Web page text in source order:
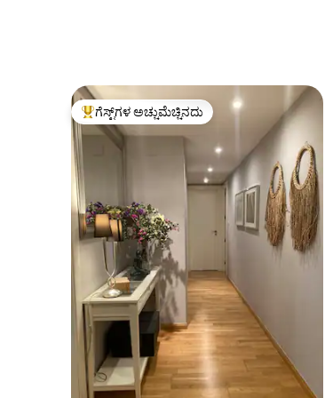
ಗೆಸ್ಟ್‌ಗಳಿಗೆ ಅತಿ ಹೆಚ್ಚು ಅಚ್ಚುಮೆಚ್ಚಿನದು
ಗೆಸ್ಟ್‌ಗಳ ಅಚ್ಚುಮೆಚ್ಚಿನದು